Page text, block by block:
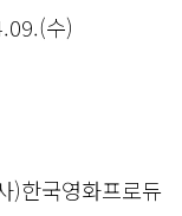
수)
)한국영화프로듀